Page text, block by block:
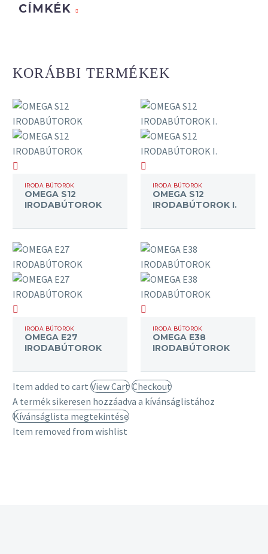
CÍMKÉK
KORÁBBI TERMÉKEK
OMEGA
S12
IRODABÚTOROK
IRODA BÚTOROK
OMEGA S12
IRODABÚTOROK
OMEGA
S12
IRODABÚTOROK
IRODA BÚTOROK
OMEGA S12
IRODABÚTOROK I.
OMEGA
E27
IRODABÚTOROK
IRODA BÚTOROK
OMEGA E27
IRODABÚTOROK
OMEGA
E38
IRODABÚTOROK
IRODA BÚTOROK
OMEGA E38
IRODABÚTOROK
Item added to cart View Cart Checkout
A termék sikeresen hozzáadva a kívánságlistához
Kívánságlista megtekintése
Item removed from wishlist